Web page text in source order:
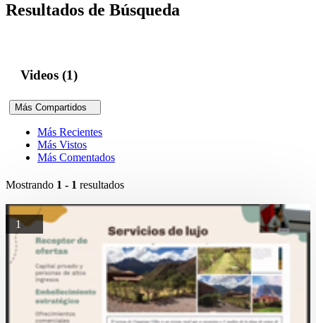
Resultados de Búsqueda
Videos (1)
Más Compartidos
Más Recientes
Más Vistos
Más Comentados
Mostrando 1 - 1 resultados
1